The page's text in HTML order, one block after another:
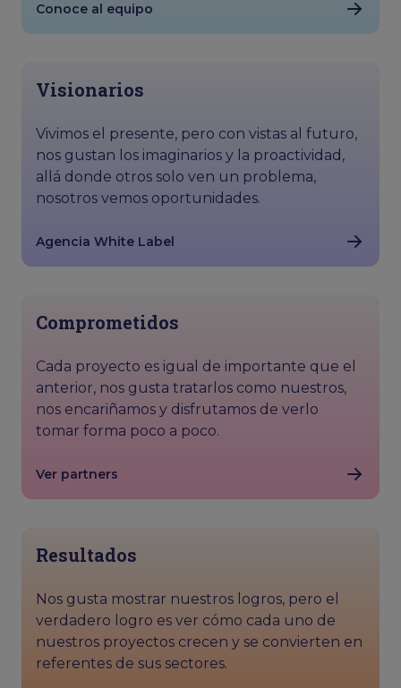
Conoce al equipo
Visionarios
Vivimos el presente, pero con vistas al futuro,
nos gustan los imaginarios y la proactividad,
allá donde otros solo ven un problema,
nosotros vemos oportunidades.
Agencia White Label
Comprometidos
Cada proyecto es igual de importante que el
anterior, nos gusta tratarlos como nuestros,
nos encariñamos y disfrutamos de verlo
tomar forma poco a poco.
Ver partners
Resultados
Nos gusta mostrar nuestros logros, pero el
verdadero logro es ver cómo cada uno de
nuestros proyectos crecen y se convierten en
referentes de sus sectores.